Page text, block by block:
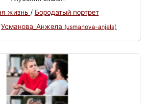
жизнь / Бородатый портрет
Усманова_Анжела (usmanova-anjela)